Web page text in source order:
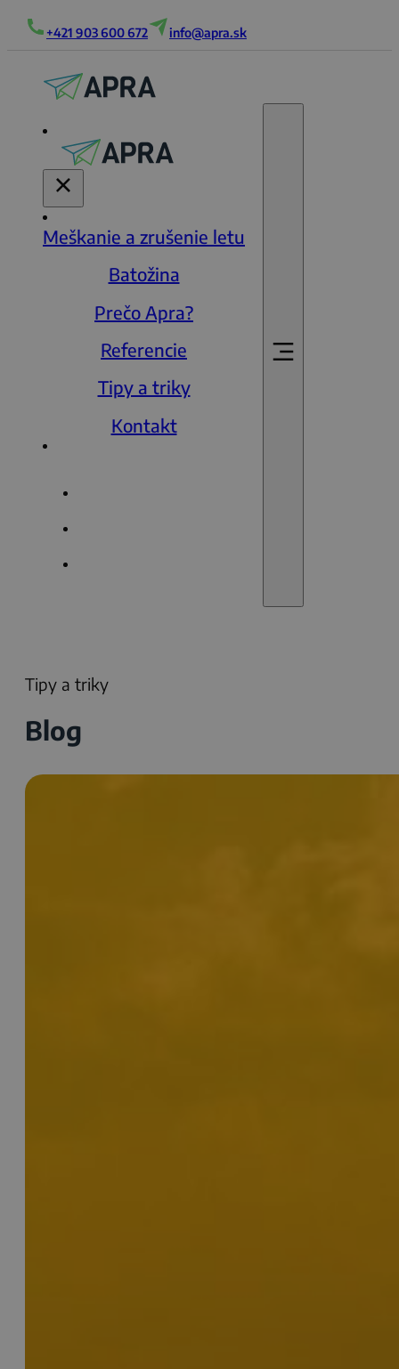
+421 903 600 672 info@apra.sk
Meškanie a zrušenie letu
Batožina
Prečo Apra?
Referencie
Tipy a triky
Kontakt
Tipy a triky
Blog